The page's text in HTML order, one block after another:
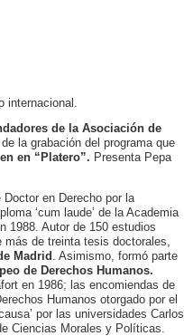
internacional.
de la Asociación de
la grabación del programa que
en “Platero”. Presenta Pepa
en Derecho por la
‘cum laude’ de la Academia
1988. Autor de 150 estudios
de treinta tesis doctorales,
Madrid
. Asimismo, formó parte
de Derechos Humanos.
en 1986; las encomiendas de
Humanos otorgado por el
por las universidades Carlos
Ciencias Morales y Políticas.